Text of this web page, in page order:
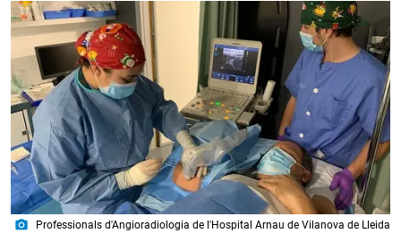
photo_camera Professionals d'Angioradiologia de l'Hospital Arnau de Vilanova de Lleida